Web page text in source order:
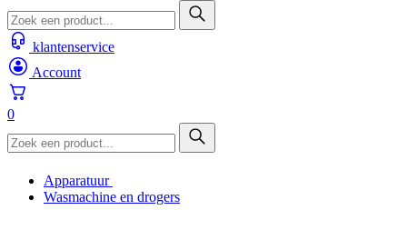
klantenservice
Account
0
Apparatuur
Wasmachine en drogers